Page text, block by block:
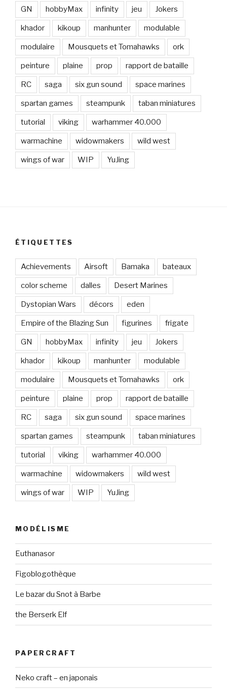
GN hobbyMax infinity jeu Jokers
khador kikoup manhunter modulable
modulaire Mousquets et Tomahawks ork
peinture plaine prop rapport de bataille
RC saga six gun sound space marines
spartan games steampunk taban miniatures
tutorial viking warhammer 40.000
warmachine widowmakers wild west
wings of war WIP YuJing
ÉTIQUETTES
Achievements Airsoft Bamaka bateaux
color scheme dalles Desert Marines
Dystopian Wars décors eden
Empire of the Blazing Sun figurines frigate
GN hobbyMax infinity jeu Jokers
khador kikoup manhunter modulable
modulaire Mousquets et Tomahawks ork
peinture plaine prop rapport de bataille
RC saga six gun sound space marines
spartan games steampunk taban miniatures
tutorial viking warhammer 40.000
warmachine widowmakers wild west
wings of war WIP YuJing
MODÉLISME
Euthanasor
Figoblogothèque
Le bazar du Snot à Barbe
the Berserk Elf
PAPERCRAFT
Neko craft – en japonais